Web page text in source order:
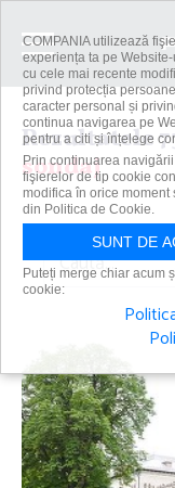
Rezultatele
sondaj
Caută
COMPANIA utilizează
experiența ta pe
cu cele mai recente
privind protecția
caracter personal și
continua navigarea pe
pentru a citi și înțelege
Prin continuarea
fişierelor de tip cookie
modifica în orice
din Politica de Cookie.
SUNT DE
Puteți merge chiar acum
cookie: